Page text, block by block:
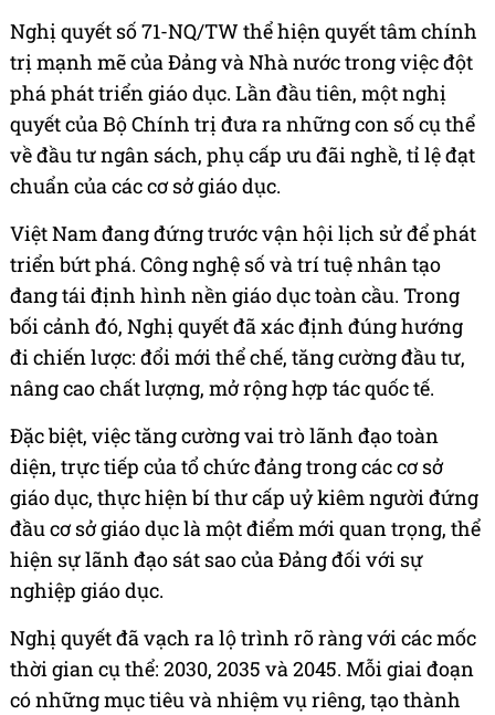
Nghị quyết số 71-NQ/TW thể hiện quyết tâm chính
trị mạnh mẽ của Đảng và Nhà nước trong việc đột
phá phát triển giáo dục. Lần đầu tiên, một nghị
quyết của Bộ Chính trị đưa ra những con số cụ thể
về đầu tư ngân sách, phụ cấp ưu đãi nghề, tỉ lệ đạt
chuẩn của các cơ sở giáo dục.
Việt Nam đang đứng trước vận hội lịch sử để phát
triển bứt phá. Công nghệ số và trí tuệ nhân tạo
đang tái định hình nền giáo dục toàn cầu. Trong
bối cảnh đó, Nghị quyết đã xác định đúng hướng
đi chiến lược: đổi mới thể chế, tăng cường đầu tư,
nâng cao chất lượng, mở rộng hợp tác quốc tế.
Đặc biệt, việc tăng cường vai trò lãnh đạo toàn
diện, trực tiếp của tổ chức đảng trong các cơ sở
giáo dục, thực hiện bí thư cấp uỷ kiêm người đứng
đầu cơ sở giáo dục là một điểm mới quan trọng, thể
hiện sự lãnh đạo sát sao của Đảng đối với sự
nghiệp giáo dục.
Nghị quyết đã vạch ra lộ trình rõ ràng với các mốc
thời gian cụ thể: 2030, 2035 và 2045. Mỗi giai đoạn
có những mục tiêu và nhiệm vụ riêng, tạo thành